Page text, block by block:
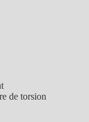
de torsion